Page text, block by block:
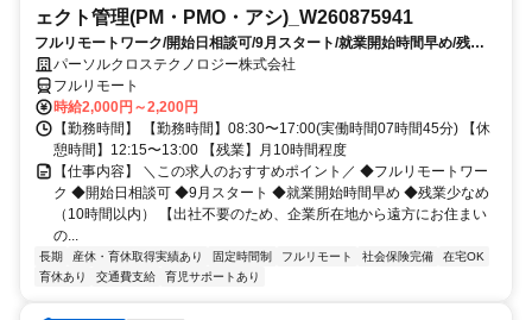
ェクト管理(PM・PMO・アシ)_W260875941
フルリモートワーク/開始日相談可/9月スタート/就業開始時間早め/残業
少なめ（10時間以内）
パーソルクロステクノロジー株式会社
フルリモート
時給2,000円～2,200円
【勤務時間】 【勤務時間】08:30〜17:00(実働時間07時間45分) 【休
憩時間】12:15〜13:00 【残業】月10時間程度
【仕事内容】 ＼この求人のおすすめポイント／ ◆フルリモートワー
ク ◆開始日相談可 ◆9月スタート ◆就業開始時間早め ◆残業少なめ
（10時間以内） 【出社不要のため、企業所在地から遠方にお住まい
の...
長期 産休・育休取得実績あり 固定時間制 フルリモート 社会保険完備
在宅OK
育休あり
交通費支給 育児サポートあり